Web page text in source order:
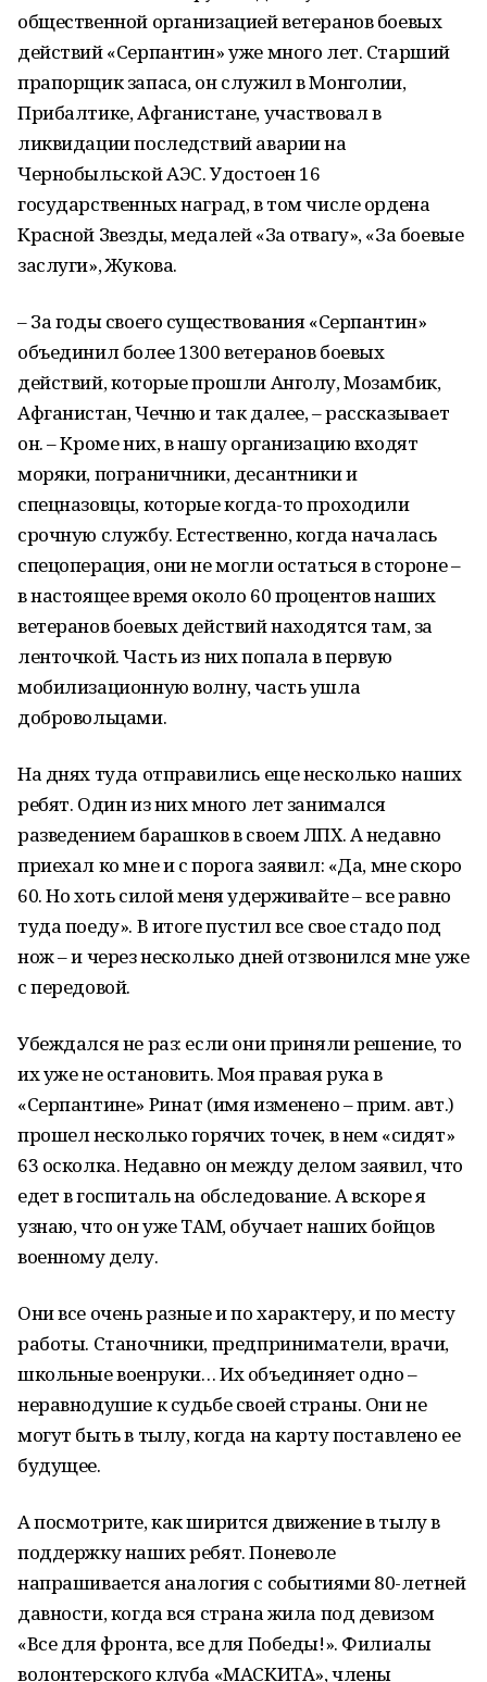
общественной организацией ветеранов боевых
действий «Серпантин» уже много лет. Старший
прапорщик запаса, он служил в Монголии,
Прибалтике, Афганистане, участвовал в
ликвидации последствий аварии на
Чернобыльской АЭС. Удостоен 16
государственных наград, в том числе ордена
Красной Звезды, медалей «За отвагу», «За боевые
заслуги», Жукова.
– За годы своего существования «Серпантин»
объединил более 1300 ветеранов боевых
действий, которые прошли Анголу, Мозамбик,
Афганистан, Чечню и так далее, – рассказывает
он. – Кроме них, в нашу организацию входят
моряки, пограничники, десантники и
спецназовцы, которые когда-то проходили
срочную службу. Естественно, когда началась
спецоперация, они не могли остаться в стороне –
в настоящее время около 60 процентов наших
ветеранов боевых действий находятся там, за
ленточкой. Часть из них попала в первую
мобилизационную волну, часть ушла
добровольцами.
На днях туда отправились еще несколько наших
ребят. Один из них много лет занимался
разведением барашков в своем ЛПХ. А недавно
приехал ко мне и с порога заявил: «Да, мне скоро
60. Но хоть силой меня удерживайте – все равно
туда поеду». В итоге пустил все свое стадо под
нож – и через несколько дней отзвонился мне уже
с передовой.
Убеждался не раз: если они приняли решение, то
их уже не остановить. Моя правая рука в
«Серпантине» Ринат (имя изменено – прим. авт.)
прошел несколько горячих точек, в нем «сидят»
63 осколка. Недавно он между делом заявил, что
едет в госпиталь на обследование. А вскоре я
узнаю, что он уже ТАМ, обучает наших бойцов
военному делу.
Они все очень разные и по характеру, и по месту
работы. Станочники, предприниматели, врачи,
школьные военруки… Их объединяет одно –
неравнодушие к судьбе своей страны. Они не
могут быть в тылу, когда на карту поставлено ее
будущее.
А посмотрите, как ширится движение в тылу в
поддержку наших ребят. Поневоле
напрашивается аналогия с событиями 80-летней
давности, когда вся страна жила под девизом
«Все для фронта, все для Победы!». Филиалы
волонтерского клуба «МАСКИТА», члены